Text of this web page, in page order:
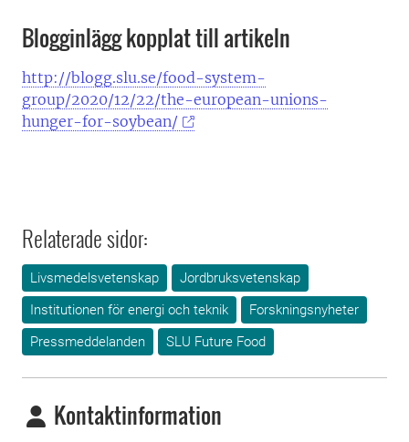
Blogginlägg kopplat till artikeln
http://blogg.slu.se/food-system-
group/2020/12/22/the-european-unions-
hunger-for-soybean/
Relaterade sidor:
Livsmedelsvetenskap
Jordbruksvetenskap
Institutionen för energi och teknik
Forskningsnyheter
Pressmeddelanden
SLU Future Food
Kontaktinformation